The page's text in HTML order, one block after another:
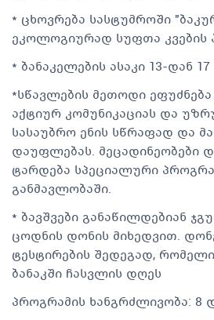
* ცხოვრება სასტუმროში
ეკოლოგიურად სუფთა კვების
* ბანაკელების ასაკი 13-დან
*სწავლების მეთოდი
აქტიურ კომუნიკაციას და
სასაუბრო ენის სწრაფად და
დაუფლებას. მეცადინეობები
ტარდება სპეციალური
განმავლობაში.
* ბავშვები განაწილდებიან
ცოდნის დონის მიხედვით.
ტესტირების შედეგად,
ბანაკში ჩასვლის დღეს
პროგრამის ხანგრძლივობა: 8